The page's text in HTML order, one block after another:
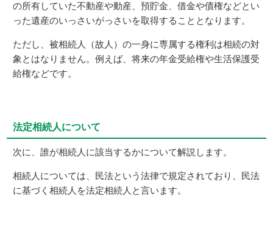
の所有していた不動産や動産、預貯金、借金や債権などとい
った遺産のいっさいがっさいを取得することとなります。
ただし、被相続人（故人）の一身に専属する権利は相続の対
象とはなりません。例えば、将来の年金受給権や生活保護受
給権などです。
法定相続人について
次に、誰が相続人に該当するかについて解説します。
相続人については、民法という法律で規定されており、民法
に基づく相続人を法定相続人と言います。